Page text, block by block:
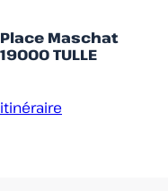
Place Maschat
19000 TULLE
itinéraire